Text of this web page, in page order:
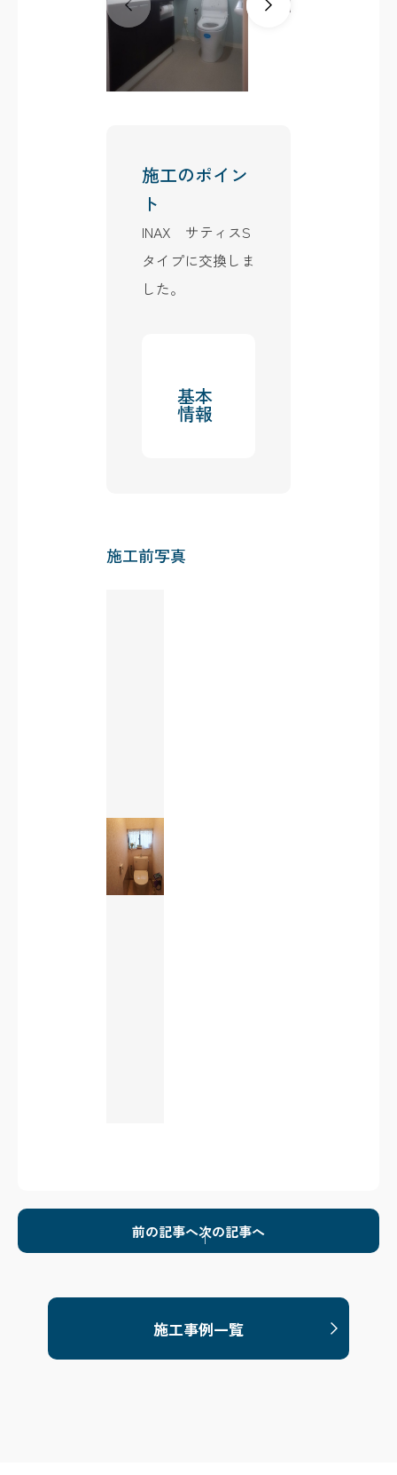
施工のポイン
ト
INAX サティスS
タイプに交換しま
した。
基本
情報
施工前写真
前の記事へ次の記事へ
施工事例一覧